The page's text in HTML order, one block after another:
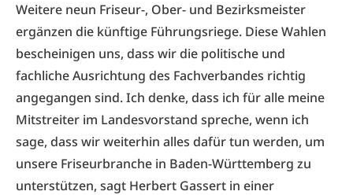
Weitere neun Friseur-, Ober- und Bezirksmeister
ergänzen die künftige Führungsriege. Diese Wahlen
bescheinigen uns, dass wir die politische und
fachliche Ausrichtung des Fachverbandes richtig
angegangen sind. Ich denke, dass ich für alle meine
Mitstreiter im Landesvorstand spreche, wenn ich
sage, dass wir weiterhin alles dafür tun werden, um
unsere Friseurbranche in Baden-Württemberg zu
unterstützen, sagt Herbert Gassert in einer